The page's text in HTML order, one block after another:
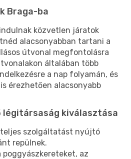
Braga-ba
közvetlen járatok
alacsonyabban tartani a
útvonal megfontolásra
általában több
a nap folyamán, és
érezhetően alacsonyabb
légitársaság kiválasztása
szolgáltatást nyújtó
repülnek.
az